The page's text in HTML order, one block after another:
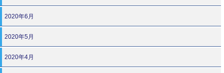
2020年6月
2020年5月
2020年4月